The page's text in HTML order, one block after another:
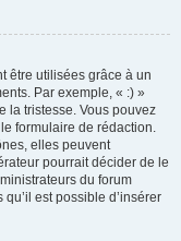
être utilisées grâce à un
Par exemple, « :) »
la tristesse. Vous pouvez
formulaire de rédaction.
elles peuvent
pourrait décider de le
du forum
est possible d’insérer